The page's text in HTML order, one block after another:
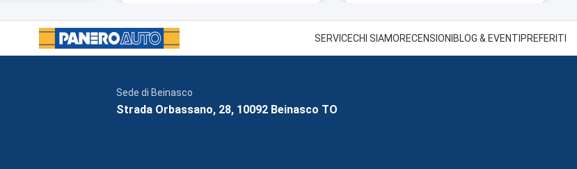
SERVICECHI SIAMORECENSIONI BLOG & EVENTI PREFERITI
Sede di Beinasco
Strada Orbassano, 28, 10092 Beinasco TO